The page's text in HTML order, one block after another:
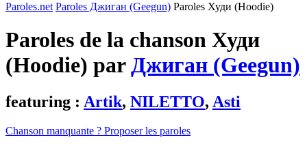
Paroles.net Paroles Джиган (Geegun) Paroles Худи (Hoodie)
Paroles de la chanson Худи
(Hoodie) parДжиган (Geegun)
featuring : Artik, NILETTO, Asti
Chanson manquante ? Proposer les paroles